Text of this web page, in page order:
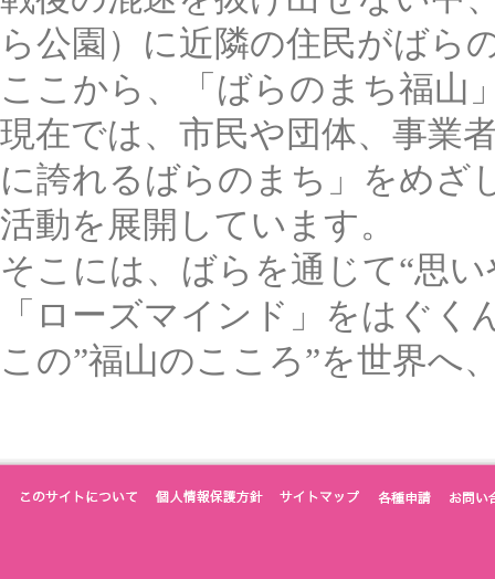
ら公園）に近隣の住民がばら
ここから、「ばらのまち福山
現在では、市民や団体、事業
に誇れるばらのまち」をめざ
活動を展開しています。
そこには、ばらを通じて“思
「ローズマインド」をはぐ
この”福山のこころ”を世界へ